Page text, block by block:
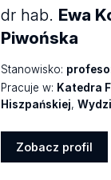
dr hab. Ewa
Piwońska
Stanowisko:
Pracuje w: Katedra
Hiszpańskiej,
Zobacz profil